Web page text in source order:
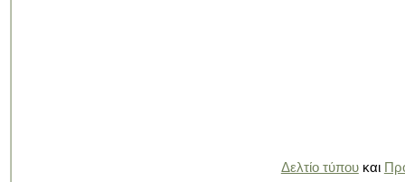
Δελτίο τύπουκαι